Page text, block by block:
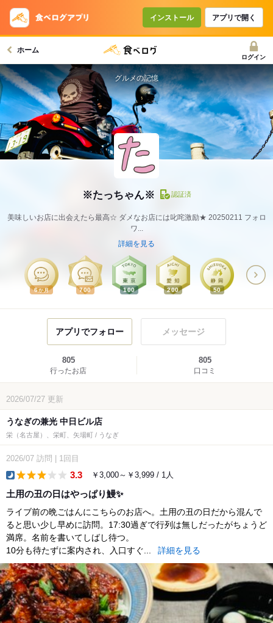
インストール アプリで開く
ホーム
ログイン
※たっちゃん※ 認証済
美味しいお店に出会えたら最高☆ ダメなお店には叱咤激励★ 20250211 フォロ
ワ...
詳細を見る
6か月 700 100 200 50
グルメの記憶
アプリでフォロー メッセージ
805
行ったお店
805
口コミ
2026/07/27 更新
うなぎの兼光 中日ビル店
栄（名古屋）、栄町、矢場町 / うなぎ
2026/07 訪問 1回目
3.3 ￥3,000～￥3,999 / 1人
土用の丑の日はやっぱり鰻✨
ライブ前の晩ごはんにこちらのお店へ。土用の丑の日だから混んで
ると思い少し早めに訪問。17:30過ぎで行列は無しだったがちょうど
満席。名前を書いてしばし待つ。
10分も待たずに案内され、入口すぐ...
詳細を見る